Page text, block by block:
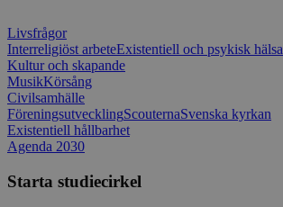
Livsfrågor
Interreligiöst arbeteExistentiell och psykisk hälsa
Kultur och skapande
MusikKörsång
Civilsamhälle
FöreningsutvecklingScouternaSvenska kyrkan
Existentiell hållbarhet
Agenda 2030
Starta studiecirkel